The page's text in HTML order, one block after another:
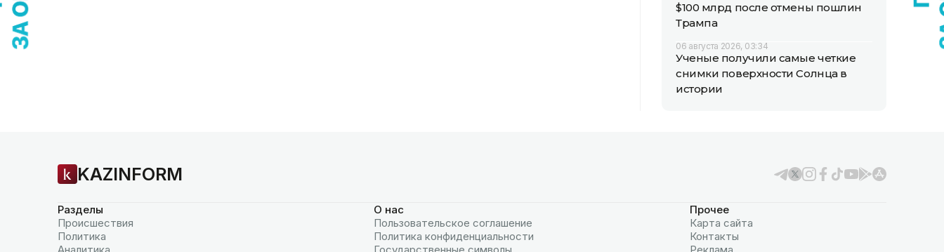
$100 млрд после отмены пошлин
Трампа
06 августа 2026, 03:34
Ученые получили самые четкие
снимки поверхности Солнца в
истории
KAZINFORM
Разделы
Происшествия
Политика
О нас
Пользовательское соглашение
Политика конфиденциальности
Прочее
Карта сайта
Контакты